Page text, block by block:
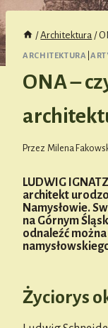
/ Architektura /
ARCHITEKTURA |
ONA –
Przez Milena
LUDWIG
architekt
Namysłowie.
na Górnym
odnaleźć
Życiorys